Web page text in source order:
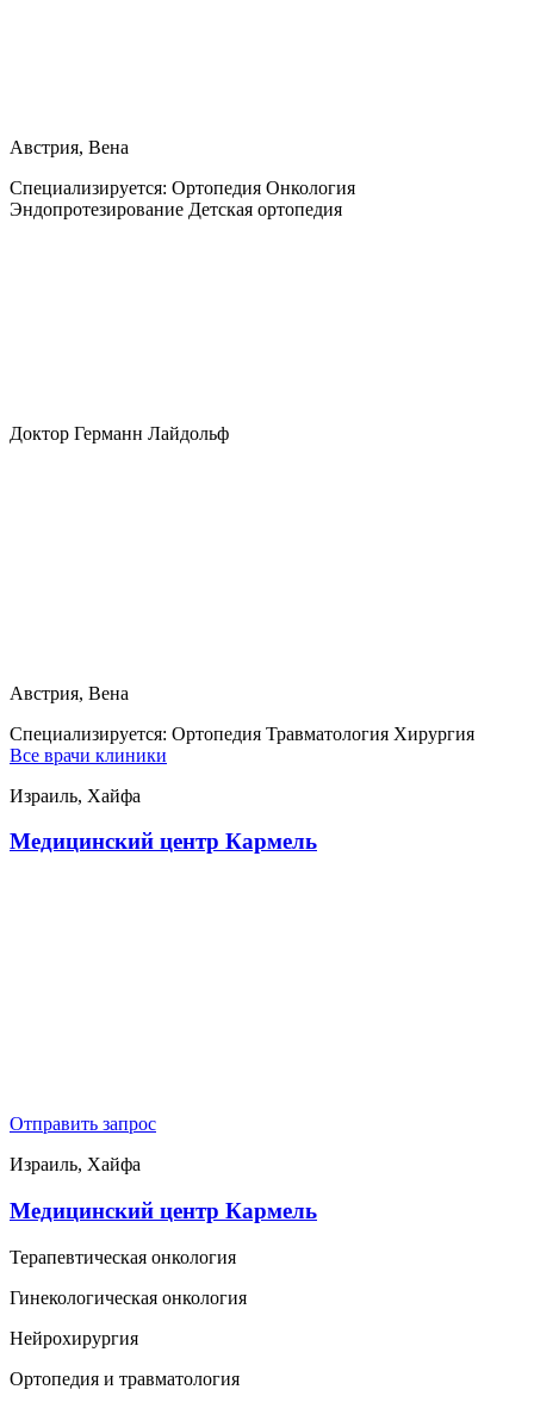
Австрия, Вена
Специализируется: Ортопедия Онкология
Эндопротезирование Детская ортопедия
Доктор Германн Лайдольф
Австрия, Вена
Специализируется: Ортопедия Травматология Хирургия
Все врачи клиники
Израиль, Хайфа
Медицинский центр Кармель
Отправить запрос
Израиль, Хайфа
Медицинский центр Кармель
Терапевтическая онкология
Гинекологическая онкология
Нейрохирургия
Ортопедия и травматология